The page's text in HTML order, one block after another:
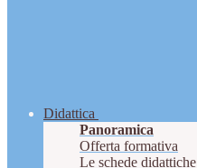
Didattica
Panoramica
Offerta formativa
Le schede didattiche